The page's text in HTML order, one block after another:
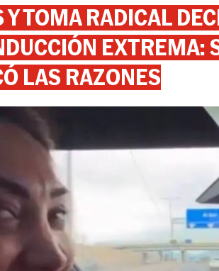
TOMA RADICAL
EXTREMA:
LAS RAZONES